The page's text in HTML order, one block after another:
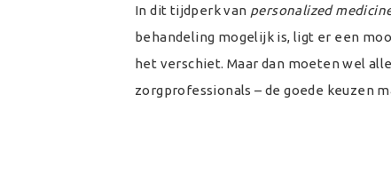
In dit tijdperk van personalized
behandeling mogelijk is, ligt er een
het verschiet. Maar dan moeten wel
zorgprofessionals – de goede keuzen